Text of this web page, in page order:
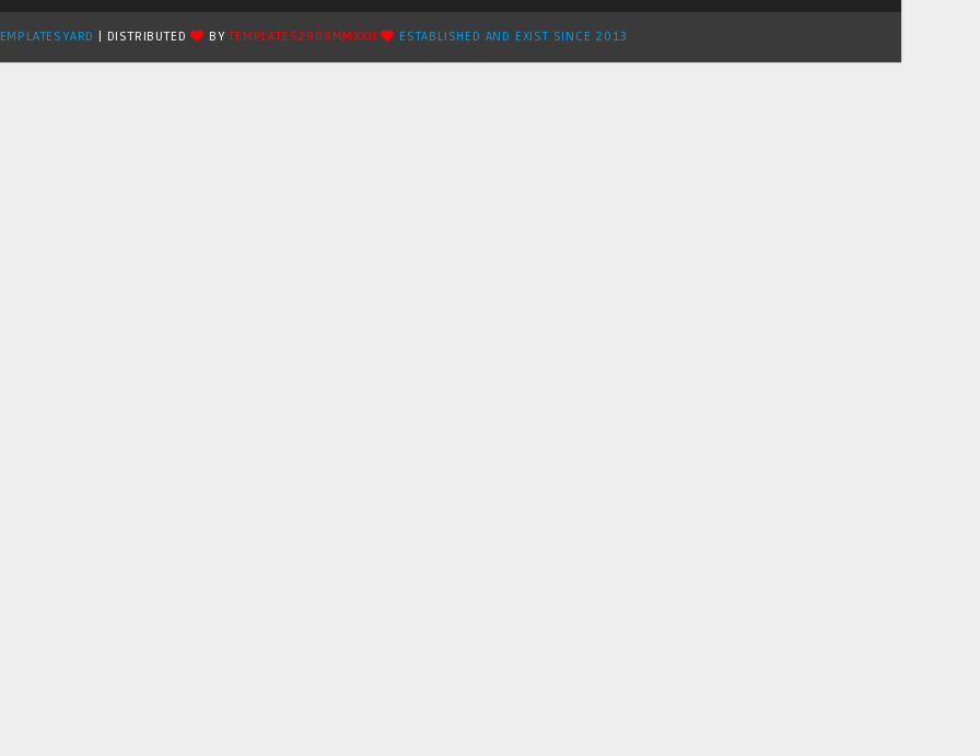
| DISTRIBUTED BYTEMPLATES2909MMXXII ESTABLISHED AND EXIST SINCE 2013